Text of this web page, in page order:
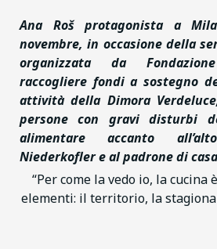
Ana Roš protagonista a
novembre, in occasione della
organizzata da
raccogliere fondi a sostegno
attività della Dimora
persone con gravi disturbi
alimentareaccanto
Niederkofler e al padrone di
“Per come la vedo io, la
elementi: il territorio, la